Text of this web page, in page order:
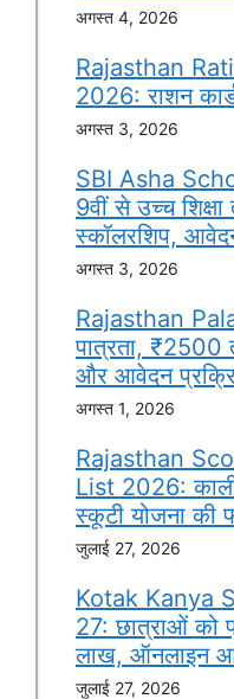
अगस्त 4, 2026
Rajasthan
2026: राशन
अगस्त 3, 2026
SBI Asha
9वीं से उच्च
स्कॉलरशिप,
अगस्त 3, 2026
Rajasthan
पात्रता, ₹2500
और आवेदन
अगस्त 1, 2026
Rajasthan
List 2026:
स्कूटी योजना की
जुलाई 27, 2026
Kotak Kanya
27: छात्राओं को
लाख, ऑनलाइन
जुलाई 27, 2026